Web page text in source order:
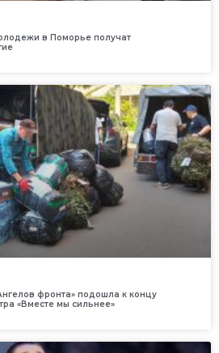
в Поморье получат
фронта» подошла к концу
«Вместе мы сильнее»